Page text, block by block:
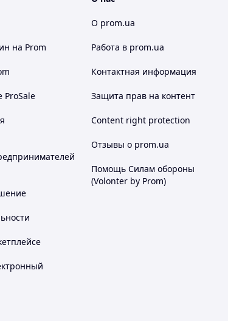
на Prom
ProSale
О prom.ua
Работа в prom.ua
Контактная информация
Защита прав на контент
Content right protection
Отзывы о prom.ua
Помощь Силам обороны
(Volonter by Prom)